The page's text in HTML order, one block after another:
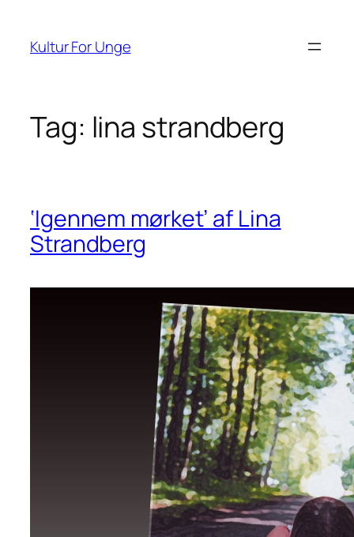
indhold
Kultur For Unge
Tag: lina strandberg
‘Igennem mørket’ af Lina
Strandberg